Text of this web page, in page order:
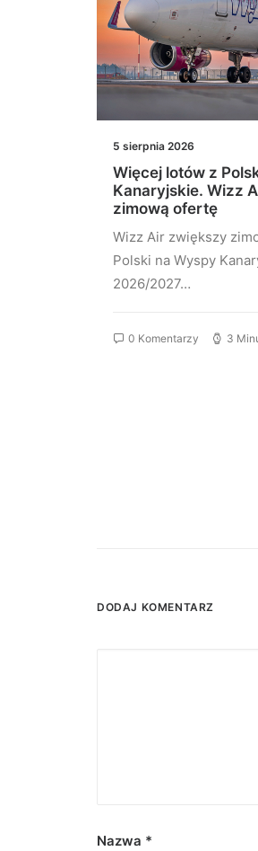
5 sierpnia 2026
Więcej lotów z
Kanaryjskie. Wizz
zimową ofertę
Wizz Air zwiększy
Polski na Wyspy
2026/2027…
0 Komentarzy 3
DODAJ KOMENTARZ
Nazwa *